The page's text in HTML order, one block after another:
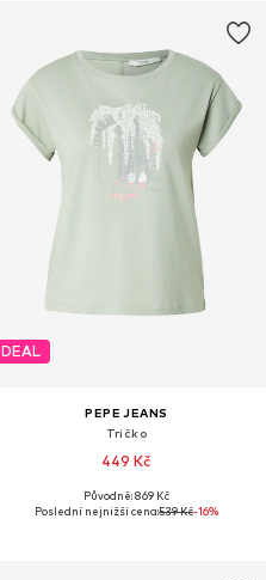
DEAL
PEPE JEANS
Tričko
449 Kč
Dostupné velikosti: XS, S, M, L, XL
Původně: 869 Kč
Poslední nejnižší cena:539 Kč-16%